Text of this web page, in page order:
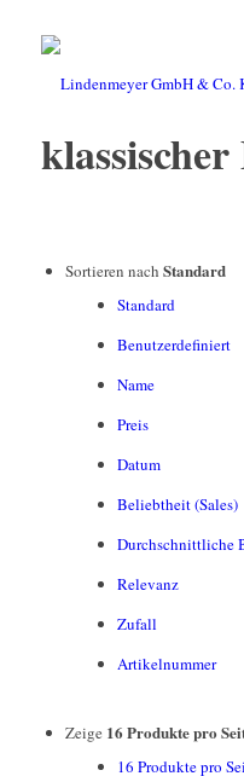
klassischer
Sortieren nach Standard
Standard
Benutzerdefiniert
Name
Preis
Datum
Beliebtheit (Sales)
Durchschnittliche
Relevanz
Zufall
Artikelnummer
Zeige 16 Produkte pro
16 Produkte pro